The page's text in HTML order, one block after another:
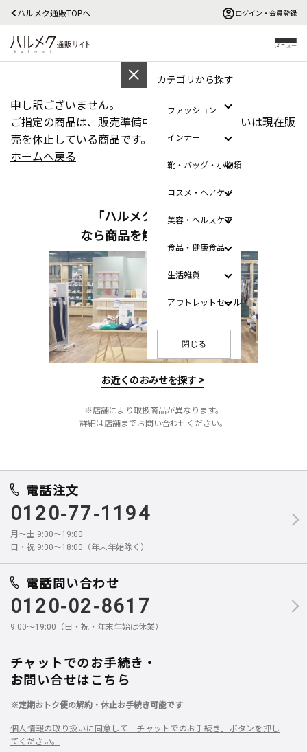
ハルメク通販TOPへ ログイン・会員登録
メニュー
カテゴリから探す
ファッション
インナー
靴・バッグ・小物類
コスメ・ヘアケア
美容・ヘルスケア
食品・健康食品
生活雑貨
アウトレットセール
閉じる
申し訳ございません。
ご指定の商品は、販売準備中、販売終了、あるいは現在販
売を休止している商品です。
ホームへ戻る
「ハルメクのおみせ」
なら商品を触って選べます
お近くのおみせを探す >
※店舗により取扱商品が異なります。
詳細は店舗までお問い合わせください。
電話注文
0120-77-1194
月～土 9:00～19:00
日・祝 9:00～18:00（年末年始除く）
電話問い合わせ
0120-02-8617
9:00～19:00（日・祝・年末年始は休業）
チャットでのお手続き・
お問い合せはこちら
※定期おトク便の解約・休止お手続き可能です
個人情報の取り扱いに同意して「チャットでのお手続き」ボタンを押し
てください。